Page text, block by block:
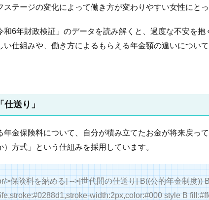
テージの変化によって働き方が変わりやすい女性にと
6年財政検証」のデータを読み解くと、過度な不安を抱
仕組みや、働き方によるもらえる年金額の違いについ
送り」
金保険料について、自分が積み立てたお金が将来戻っ
方式」という仕組みを採用しています。
>保険料を納める] -->|世代間の仕送り| B((公的年金制度
width:2px,color:#000 style B